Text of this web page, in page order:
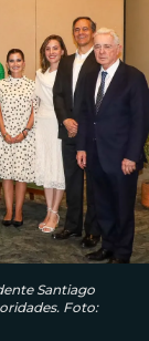
Santiago
Foto: